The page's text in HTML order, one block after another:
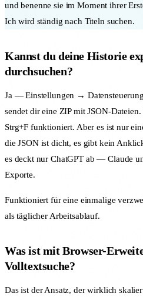
und benenne sie im Moment ihrer
Ich wird ständig nach Titeln suchen.
Kannst du deine Historie
durchsuchen?
Ja — Einstellungen →
sendet dir eine ZIP mit JSON-
Strg+F funktioniert. Aber es ist nur
die JSON ist dicht, es gibt kein
es deckt nur ChatGPT ab — Claude
Exporte.
Funktioniert für eine einmalige
als täglicher Arbeitsablauf.
Was ist mit Browser-
Volltextsuche?
Das ist der Ansatz, der wirklich